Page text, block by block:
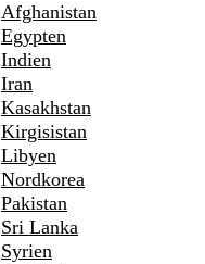
Afghanistan
Egypten
Indien
Iran
Kasakhstan
Kirgisistan
Libyen
Nordkorea
Pakistan
Sri Lanka
Syrien